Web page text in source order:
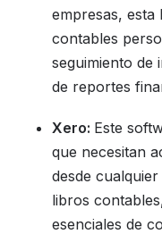
empresas,
contables
seguimiento de
de reportes
Xero: Este
que necesitan
desde
libros
esenciales de